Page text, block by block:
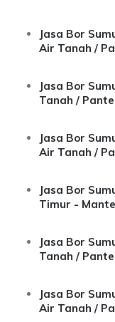
Jasa Bor
Air Tanah /
Jasa Bor
Tanah /
Jasa Bor
Air Tanah /
Jasa Bor
Timur -
Jasa Bor
Tanah /
Jasa Bor
Air Tanah /